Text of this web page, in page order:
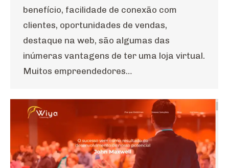
benefício, facilidade de conexão com
clientes, oportunidades de vendas,
destaque na web, são algumas das
inúmeras vantagens de ter uma loja virtual.
Muitos empreendedores…